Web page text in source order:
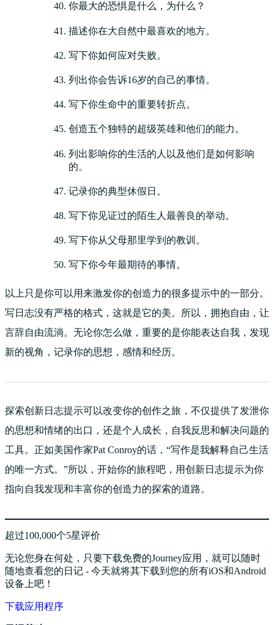
你最大的恐惧是什么，为什么？
描述你在大自然中最喜欢的地方。
写下你如何应对失败。
列出你会告诉16岁的自己的事情。
写下你生命中的重要转折点。
创造五个独特的超级英雄和他们的能力。
列出影响你的生活的人以及他们是如何影响
的。
记录你的典型休假日。
写下你见证过的陌生人最善良的举动。
写下你从父母那里学到的教训。
写下你今年最期待的事情。
以上只是你可以用来激发你的创造力的很多提示中的一部分。
写日志没有严格的格式，这就是它的美。所以，拥抱自由，让
言辞自由流淌。无论你怎么做，重要的是你能表达自我，发现
新的视角，记录你的思想，感情和经历。
探索创新日志提示可以改变你的创作之旅，不仅提供了发泄你
的思想和情绪的出口，还是个人成长，自我反思和解决问题的
工具。正如美国作家Pat Conroy的话，“写作是我解释自己生活
的唯一方式。”所以，开始你的旅程吧，用创新日志提示为你
指向自我发现和丰富你的创造力的探索的道路。
超过100,000个5星评价
无论您身在何处，只要下载免费的Journey应用，就可以随时
随地查看您的日记 - 今天就将其下载到您的所有iOS和Android
设备上吧！
下载应用程序